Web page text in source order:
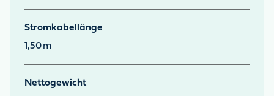
Stromkabellänge
1,50 m
Nettogewicht